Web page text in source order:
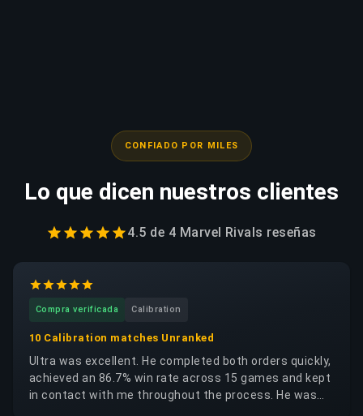
CONFIADO POR MILES
Lo que dicen nuestros clientes
4.5 de 4 Marvel Rivals reseñas
Compra verificada Calibration
10 Calibration matches Unranked
Ultra was excellent. He completed both orders quickly,
achieved an 86.7% win rate across 15 games and kept
in contact with me throughout the process. He was